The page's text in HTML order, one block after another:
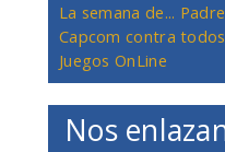
La semana de...
Capcom contra todos
Juegos OnLine
Nos